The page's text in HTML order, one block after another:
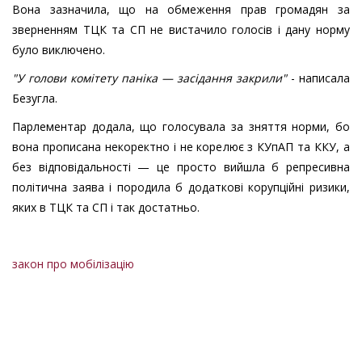
Вона зазначила, що на обмеження прав громадян за
зверненням ТЦК та СП не вистачило голосів і дану норму
було виключено.
"У голови комітету паніка — засідання закрили"- написала
Безугла.
Парлементар додала, що голосувала за зняття норми, бо
вона прописана некоректно і не корелює з КУпАП та ККУ, а
без відповідальності — це просто вийшла б репресивна
політична заява і породила б додаткові корупційні ризики,
яких в ТЦК та СП і так достатньо.
закон про мобілізацію